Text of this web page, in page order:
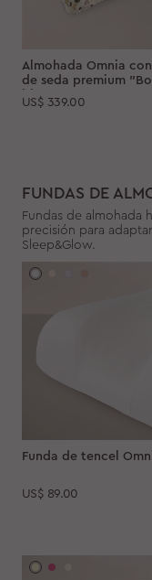
Almohada Omnia
de seda premium
blanco"
US$ 339.00
FUNDAS DE
Fundas de almohada
precisión para
Sleep&Glow.
Funda de tencel
US$ 89.00